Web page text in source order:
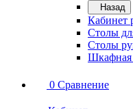
Назад
Кабинет
Столы
Столы
Шкафная
0 Сравнение